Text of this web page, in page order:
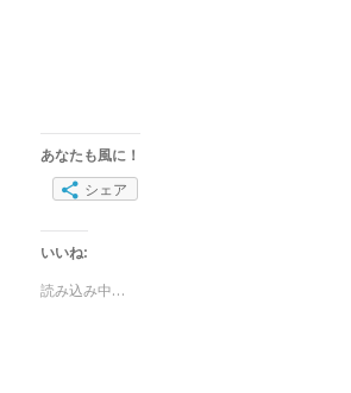
あなたも風に！
シェア
いいね:
読み込み中…